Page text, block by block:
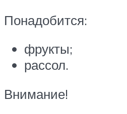
Понадобится:
фрукты;
рассол.
Внимание!